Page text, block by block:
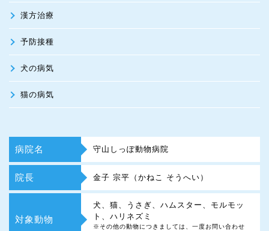
漢方治療
予防接種
犬の病気
猫の病気
病院名 守山しっぽ動物病院
院長 金子 宗平（かねこ そうへい）
対象動物
犬、猫、うさぎ、ハムスター、モルモッ
ト、ハリネズミ
※その他の動物につきましては、一度お問い合わせ